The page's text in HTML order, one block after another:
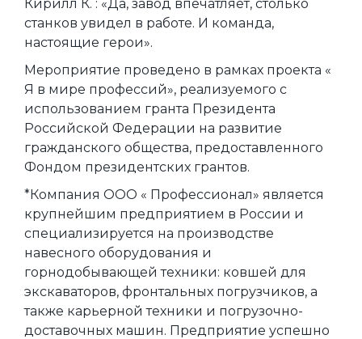
Кирилл К. : «Да, завод впечатляет, столько
станков увидел в работе. И команда,
настоящие герои».
Мероприятие проведено в рамках проекта «
Я в мире профессий», реализуемого с
использованием гранта Президента
Российской Федерации на развитие
гражданского общества, предоставленного
Фондом президентских грантов.
*Компания ООО « Профессионал» является
крупнейшим предприятием в России и
специализируется на производстве
навесного оборудования и
горнодобывающей техники: ковшей для
экскаваторов, фронтальных погрузчиков, а
также карьерной техники и погрузочно-
доставочных машин. Предприятие успешно